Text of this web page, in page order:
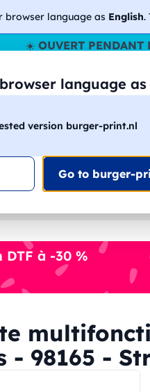
browser language as English.
language as
version burger-print.nl
Go to burger-
☀️ OUVERT PENDANT
🔎
Homme Femme
quantité Service client
DTF à -30 %
- 98165 -